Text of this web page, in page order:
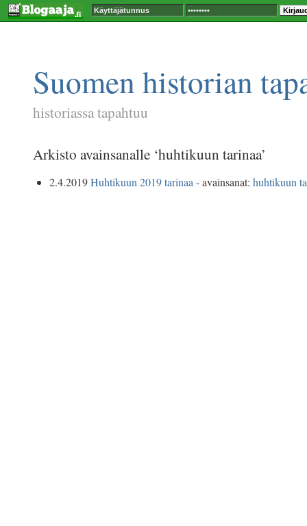
Suomen historian
historiassa tapahtuu
Arkisto avainsanalle ‘huhtikuun tarinaa’
2.4.2019Huhtikuun 2019 tarinaa - avainsanat: huhtikuun